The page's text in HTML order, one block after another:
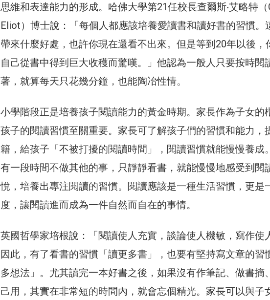
思維和表達能力的形成。哈佛大學第21任校長查爾斯‧艾略特（
Eliot）博士說：「每個人都應該培養愛讀書和讀好書的習慣。
帶來什麼好處，也許你現在還看不出來。但是等到20年以後，
自己從書中得到巨大收穫而驚嘆。」他認為一般人只要按時閱
著，就算每天只花幾分鐘，也能陶冶性情。
小學階段正是培養孩子閱讀能力的黃金時期。家長作為子女的
孩子的閱讀習慣至關重要。家長可了解孩子們的習慣和能力，
籍，給孩子「不被打擾的閱讀時間」，閱讀習慣就能慢慢養成
有一段時間不做其他的事，只靜靜看書，就能慢慢地感受到閱
悅，培養出專注閱讀的習慣。閱讀應該是一種生活習慣，更是
度，讓閱讀進而成為一件自然而自在的事情。
英國哲學家培根說：「閱讀使人充實，談論使人機敏，寫作使
因此，有了看書的習慣「讀更多書」，也要有堅持寫文章的習
多想法」。尤其讀完一本好書之後，如果沒有作筆記、做書摘
己用，其實在非常短的時間內，就會忘個精光。家長可以與子